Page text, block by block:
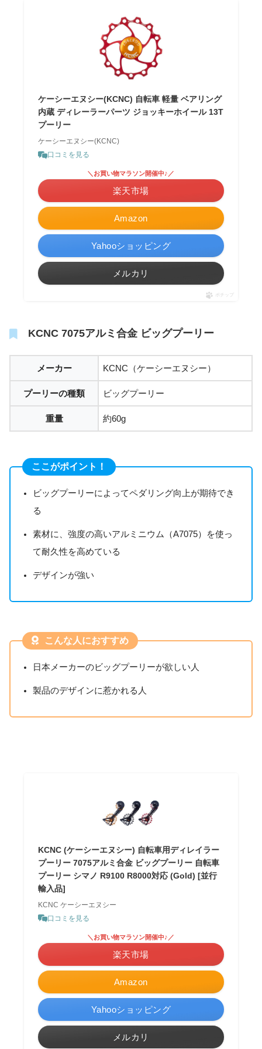
ケーシーエヌシー(KCNC) 自転車 軽量 ベアリング
内蔵 ディレーラーパーツ ジョッキーホイール 13T
プーリー
ケーシーエヌシー(KCNC)
口コミを見る
Amazon
＼お買い物マラソン開催中♪／
楽天市場
Yahooショッピング
メルカリ
ポチップ
KCNC 7075アルミ合金 ビッグプーリー
メーカー KCNC（ケーシーエヌシー）
プーリーの種類 ビッグプーリー
重量 約60g
ここがポイント！
ビッグプーリーによってペダリング向上が期待でき
る
素材に、強度の高いアルミニウム（A7075）を使っ
て耐久性を高めている
デザインが強い
こんな人におすすめ
日本メーカーのビッグプーリーが欲しい人
製品のデザインに惹かれる人
KCNC (ケーシーエヌシー) 自転車用ディレイラー
プーリー 7075アルミ合金 ビッグプーリー 自転車
プーリー シマノ R9100 R8000対応 (Gold) [並行
輸入品]
KCNC ケーシーエヌシー
口コミを見る
Amazon
＼お買い物マラソン開催中♪／
楽天市場
Yahooショッピング
メルカリ